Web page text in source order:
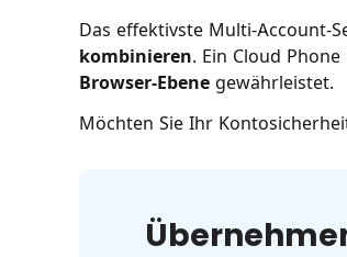
Das effektivste Multi-Account-
kombinieren. Ein Cloud
Browser-Ebene gewährleistet.
Möchten Sie Ihr